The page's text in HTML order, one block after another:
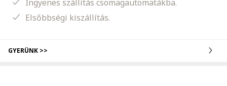
Ingyenes szállítás csomagautomatákba.
Elsőbbségi kiszállítás.
GYERÜNK >>